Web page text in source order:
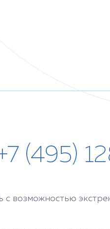
(495)
возможностью